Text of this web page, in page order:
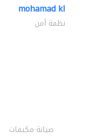
mohamad khayat
أنظمة أمن
صيانة مكيفات